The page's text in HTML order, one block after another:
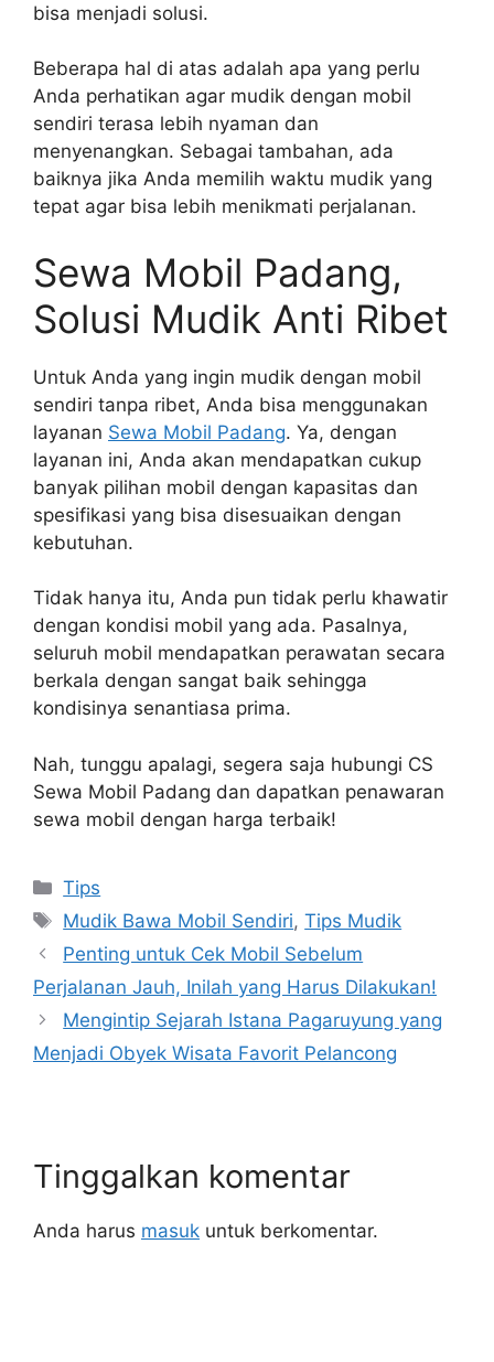
bisa menjadi solusi.
Beberapa hal di atas adalah apa yang perlu
Anda perhatikan agar mudik dengan mobil
sendiri terasa lebih nyaman dan
menyenangkan. Sebagai tambahan, ada
baiknya jika Anda memilih waktu mudik yang
tepat agar bisa lebih menikmati perjalanan.
Sewa Mobil Padang,
Solusi Mudik Anti Ribet
Untuk Anda yang ingin mudik dengan mobil
sendiri tanpa ribet, Anda bisa menggunakan
layanan Sewa Mobil Padang. Ya, dengan
layanan ini, Anda akan mendapatkan cukup
banyak pilihan mobil dengan kapasitas dan
spesifikasi yang bisa disesuaikan dengan
kebutuhan.
Tidak hanya itu, Anda pun tidak perlu khawatir
dengan kondisi mobil yang ada. Pasalnya,
seluruh mobil mendapatkan perawatan secara
berkala dengan sangat baik sehingga
kondisinya senantiasa prima.
Nah, tunggu apalagi, segera saja hubungi CS
Sewa Mobil Padang dan dapatkan penawaran
sewa mobil dengan harga terbaik!
Tips
Mudik Bawa Mobil Sendiri,Tips Mudik
Penting untuk Cek Mobil Sebelum
Perjalanan Jauh, Inilah yang Harus Dilakukan!
Mengintip Sejarah Istana Pagaruyung yang
Menjadi Obyek Wisata Favorit Pelancong
Tinggalkan komentar
Anda harus masuk untuk berkomentar.